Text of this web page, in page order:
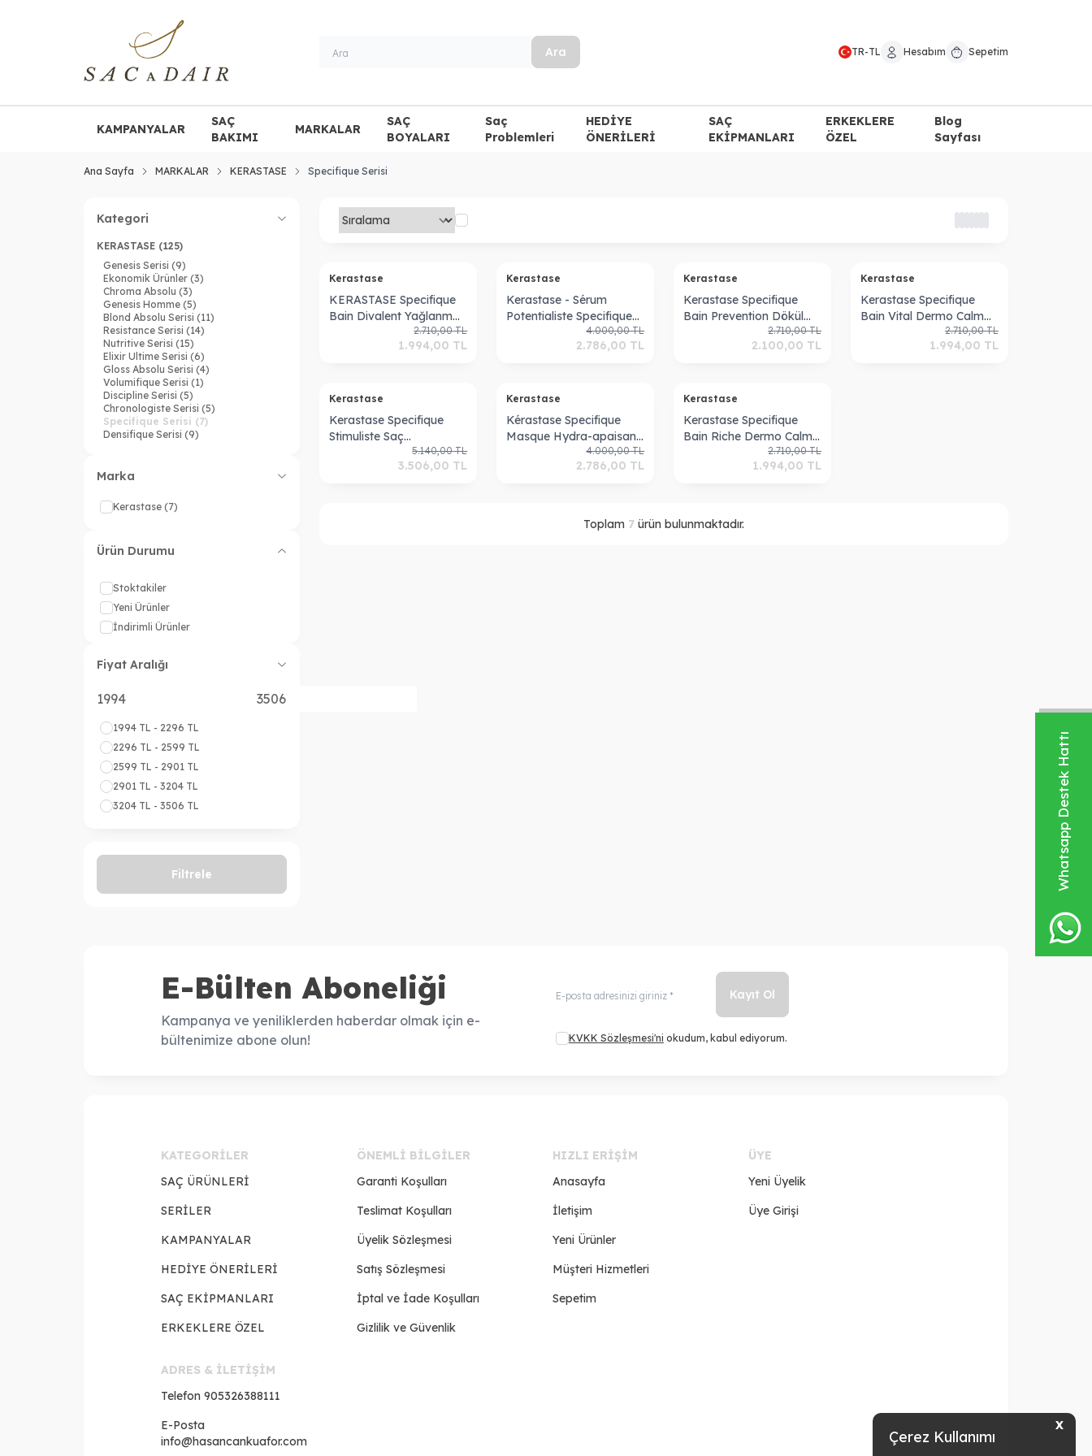
X
Çerez Kullanımı
Whatsapp Destek Hattı
Ara TR-TL Hesabım Sepetim
KAMPANYALAR
SAÇ
BAKIMI
MARKALAR
SAÇ
BOYALARI
Saç
Problemleri
HEDİYE
ÖNERİLERİ
SAÇ
EKİPMANLARI
ERKEKLERE
ÖZEL
Blog
Sayfası
Ana Sayfa MARKALAR KERASTASE Specifique Serisi
Kategori
KERASTASE (125)
Genesis Serisi (9)
Ekonomik Ürünler (3)
Chroma Absolu (3)
Genesis Homme (5)
Blond Absolu Serisi (11)
Resistance Serisi (14)
Nutritive Serisi (15)
Elixir Ultime Serisi (6)
Gloss Absolu Serisi (4)
Volumifique Serisi (1)
Discipline Serisi (5)
Chronologiste Serisi (5)
Specifique Serisi (7)
Densifique Serisi (9)
Symbiose
Marka
Kerastase (7)
Ürün Durumu
Stoktakiler
Yeni Ürünler
İndirimli Ürünler
Fiyat Aralığı
1994 TL - 2296 TL
2296 TL - 2599 TL
2599 TL - 2901 TL
2901 TL - 3204 TL
3204 TL - 3506 TL
Filtrele
Kerastase
KERASTASE Specifique
Bain Divalent Yağlanma
Karşıtı Şampuan 250 ml
2.710,00TL
1.994,00 TL
Kerastase
Kerastase - Sérum
Potentialiste Specifique
4.000,00TL
2.786,00 TL
Kerastase
Kerastase Specifique
Bain Prevention Dökülme
Önleyici Şampuan 250
2.710,00TL
2.100,00 TL
Kerastase
Kerastase Specifique
Bain Vital Dermo Calm
Şampuan 250 ml2.710,00TL
1.994,00 TL
Kerastase
Kerastase Specifique
Stimuliste Saç
Dökülmesine Karşi Sprey
5.140,00TL
3.506,00 TL
Kerastase
Kérastase Specifique
Masque Hydra-apaisant
pürüzsüzleştiren maske
4.000,00TL
2.786,00 TL
Kerastase
Kerastase Specifique
Bain Riche Dermo Calm
Krem Şampuan 250 ml
2.710,00TL
1.994,00 TL
Toplam 7 ürün bulunmaktadır.
E-Bülten Aboneliği
Kampanya ve yeniliklerden haberdar olmak için e-
bültenimize abone olun!
Kayıt Ol
KVKK Sözleşmesi'ni okudum, kabul ediyorum.
KATEGORILER
SAÇ ÜRÜNLERİ
SERİLER
KAMPANYALAR
HEDİYE ÖNERİLERİ
SAÇ EKİPMANLARI
ERKEKLERE ÖZEL
ÖNEMLI BILGILER
Garanti Koşulları
Teslimat Koşulları
Üyelik Sözleşmesi
Satış Sözleşmesi
İptal ve İade Koşulları
Gizlilik ve Güvenlik
HIZLI ERIŞIM
Anasayfa
İletişim
Yeni Ürünler
Müşteri Hizmetleri
Sepetim
ÜYE
Yeni Üyelik
Üye Girişi
ADRES & İLETİŞİM
Telefon 905326388111
E-Posta
info@hasancankuafor.com